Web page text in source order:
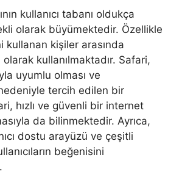
kullanıcı tabanı oldukça
olarak büyümektedir. Özellikle
kullanan kişiler arasında
kullanılmaktadır. Safari,
uyumlu olması ve
tercih edilen bir
hızlı ve güvenli bir internet
da bilinmektedir. Ayrıca,
dostu arayüzü ve çeşitli
beğenisini